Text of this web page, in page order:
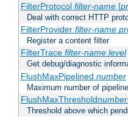
FilterProtocol filter-name[
Deal with correct HTTP
FilterProvider filter-name
Register a content filter
FilterTrace filter-name level
Get debug/diagnostic
FlushMaxPipelined number
Maximum number of
FlushMaxThreshold
Threshold above which